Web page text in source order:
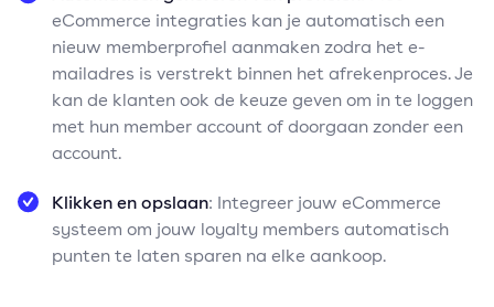
eCommerce integraties kan je automatisch een
nieuw memberprofiel aanmaken zodra het e-
mailadres is verstrekt binnen het afrekenproces. Je
kan de klanten ook de keuze geven om in te loggen
met hun member account of doorgaan zonder een
account.
Klikken en opslaan: Integreer jouw eCommerce
systeem om jouw loyalty members automatisch
punten te laten sparen na elke aankoop.